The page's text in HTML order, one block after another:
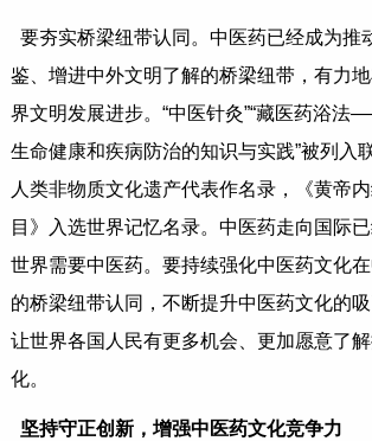
要夯实桥梁纽带认同。中医药已经成为推
鉴、增进中外文明了解的桥梁纽带，有力
界文明发展进步。“中医针灸”“藏医药浴
生命健康和疾病防治的知识与实践”被列入
人类非物质文化遗产代表作名录，《黄帝
目》入选世界记忆名录。中医药走向国际已
世界需要中医药。要持续强化中医药文化
的桥梁纽带认同，不断提升中医药文化的吸
让世界各国人民有更多机会、更加愿意了
化。
坚持守正创新，增强中医药文化竞争力